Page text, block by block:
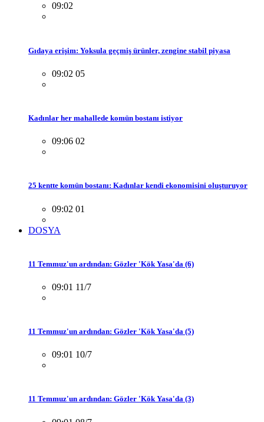
09:02
Gıdaya erişim: Yoksula geçmiş ürünler, zengine stabil piyasa
09:02 05
Kadınlar her mahallede komün bostanı istiyor
09:06 02
25 kentte komün bostanı: Kadınlar kendi ekonomisini oluşturuyor
09:02 01
DOSYA
11 Temmuz'un ardından: Gözler 'Kök Yasa'da (6)
09:01 11/7
11 Temmuz'un ardından: Gözler 'Kök Yasa'da (5)
09:01 10/7
11 Temmuz'un ardından: Gözler 'Kök Yasa'da (3)